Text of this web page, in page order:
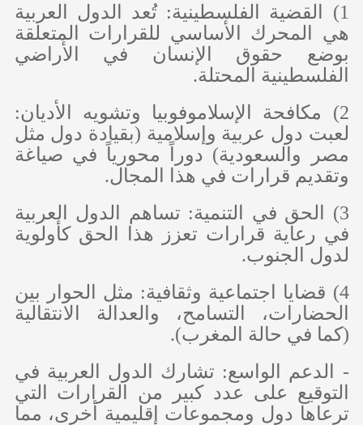
1) القضية الفلسطينية: تُعد الدول العربية
هي المحرك الأساسي للقرارات المتعلقة
بوضع حقوق الإنسان في الأراضي
الفلسطينية المحتلة.
2) مكافحة الإسلاموفوبيا وتشويه الأديان:
لعبت دول عربية وإسلامية (بقيادة دول مثل
مصر والسعودية) دوراً محورياً في صياغة
وتقديم قرارات في هذا المجال.
3) الحق في التنمية: تساهم الدول العربية
في رعاية قرارات تعزز هذا الحق كأولوية
لدول الجنوب.
4) قضايا اجتماعية وثقافية: مثل الحوار بين
الحضارات، التسامح، والعدالة الانتقالية
(كما في حالة المغرب).
- الدعم الواسع: تشارك الدول العربية في
التوقيع على عدد كبير من القرارات التي
ترعاها دول ومجموعات إقليمية أخرى، مما